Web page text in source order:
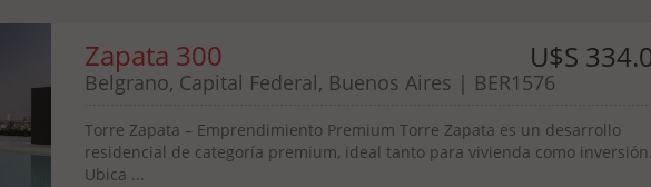
Zapata 300 U$S
Belgrano, Capital Federal, Buenos Aires | BER1576
Torre Zapata – Emprendimiento Premium Torre Zapata es un desarrollo
residencial de categoría premium, ideal tanto para vivienda como inversión.
Ubica ...